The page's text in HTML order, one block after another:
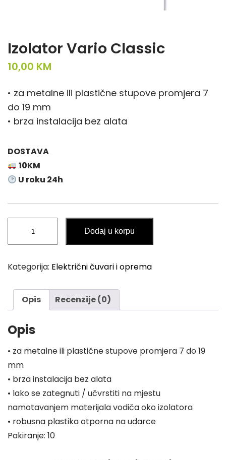
Izolator Vario Classic
10,00 KM
• za metalne ili plastične stupove promjera 7
do 19 mm
• brza instalacija bez alata
DOSTAVA
10KM
U roku 24h
Classic
Dodaj u korpu
Kategorija: Električni čuvari i oprema
Opis Recenzije (0)
Opis
• za metalne ili plastične stupove promjera 7 do 19
mm
• brza instalacija bez alata
• lako se zategnuti / učvrstiti na mjestu
namotavanjem materijala vodiča oko izolatora
• robusna plastika otporna na udarce
Pakiranje: 10